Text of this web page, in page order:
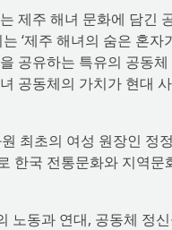
제주 해녀 문화에 담긴
‘제주 해녀의 숨은 혼
공유하는 특유의 공동
공동체의 가치가 현대
최초의 여성 원장인
한국 전통문화와 지역
노동과 연대, 공동체 정